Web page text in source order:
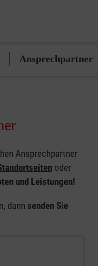
Ansprechpartner
Ansprechpartner
oder
und Leistungen!
dann senden Sie